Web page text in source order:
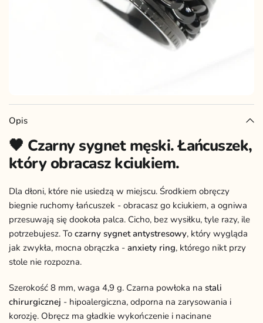
Opis
🖤 Czarny sygnet męski. Łańcuszek,
który obracasz kciukiem.
Dla dłoni, które nie usiedzą w miejscu. Środkiem obręczy
biegnie ruchomy łańcuszek - obracasz go kciukiem, a ogniwa
przesuwają się dookoła palca. Cicho, bez wysiłku, tyle razy, ile
potrzebujesz. Toczarny sygnet antystresowy, który wygląda
jak zwykła, mocna obrączka -anxiety ring, którego nikt przy
stole nie rozpozna.
Szerokość 8 mm, waga 4,9 g. Czarna powłoka nastali
chirurgicznej - hipoalergiczna, odporna na zarysowania i
korozję. Obręcz ma gładkie wykończenie i nacinane